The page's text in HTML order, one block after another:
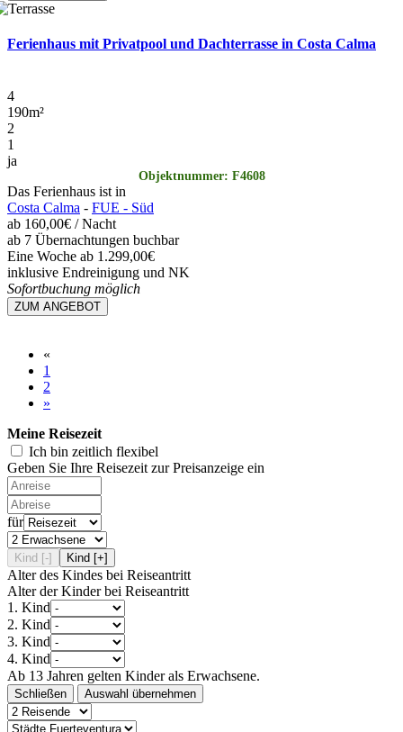
Ferienhaus mit Privatpool und Dachterrasse in Costa Calma
4
190m²
2
1
ja
Objektnummer: F4608
Das Ferienhaus ist in
Costa Calma - FUE - Süd
ab 160,00€ / Nacht
ab 7 Übernachtungen buchbar
Eine Woche ab 1.299,00€
inklusive Endreinigung und NK
Sofortbuchung möglich
ZUM ANGEBOT
«
1
2
»
Meine Reisezeit
Ich bin zeitlich flexibel
Geben Sie Ihre Reisezeit zur Preisanzeige ein
für
Kind [-] Kind [+]
Alter des Kindes bei Reiseantritt
Alter der Kinder bei Reiseantritt
1. Kind
2. Kind
3. Kind
4. Kind
Ab 13 Jahren gelten Kinder als Erwachsene.
Schließen Auswahl übernehmen